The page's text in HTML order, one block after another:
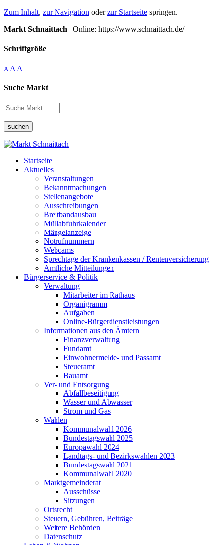
Zum Inhalt, zur Navigation oderzur Startseite springen.
Markt Schnaittach | Online: https://www.schnaittach.de/
Schriftgröße
A A A
Suche Markt
suchen
Startseite
Aktuelles
Veranstaltungen
Bekanntmachungen
Stellenangebote
Ausschreibungen
Breitbandausbau
Müllabfuhrkalender
Mängelanzeige
Notrufnummern
Webcams
Sprechtage der Krankenkassen / Rentenversicherung
Amtliche Mitteilungen
Bürgerservice & Politik
Verwaltung
Mitarbeiter im Rathaus
Organigramm
Aufgaben
Online-Bürgerdienstleistungen
Informationen aus den Ämtern
Finanzverwaltung
Fundamt
Einwohnermelde- und Passamt
Steueramt
Bauamt
Ver- und Entsorgung
Abfallbeseitigung
Wasser und Abwasser
Strom und Gas
Wahlen
Kommunalwahl 2026
Bundestagswahl 2025
Europawahl 2024
Landtags- und Bezirkswahlen 2023
Bundestagswahl 2021
Kommunalwahl 2020
Marktgemeinderat
Ausschüsse
Sitzungen
Ortsrecht
Steuern, Gebühren, Beiträge
Weitere Behörden
Datenschutz